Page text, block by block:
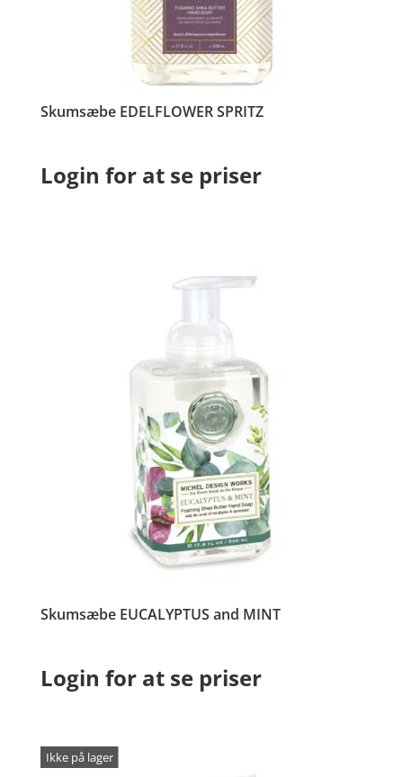
Skumsæbe EDELFLOWER SPRITZ
Login for at se priser
Skumsæbe EUCALYPTUS and MINT
Login for at se priser
Ikke på lager